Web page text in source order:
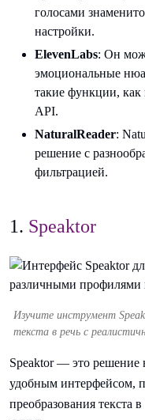
голосами
настройки.
ElevenLabs: Он
эмоциональные
такие функции, как
API.
NaturalReader:
решение с
фильтрацией.
1. Speaktor
Изучите инструмент
текста в речь с
Speaktor — это решение
удобным интерфейсом,
преобразования текста